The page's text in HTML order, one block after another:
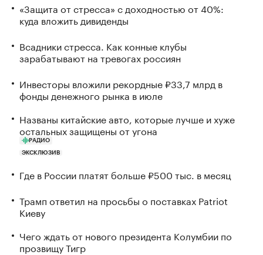
«Защита от стресса» с доходностью от 40%:
куда вложить дивиденды
Всадники стресса. Как конные клубы
зарабатывают на тревогах россиян
Инвесторы вложили рекордные ₽33,7 млрд в
фонды денежного рынка в июле
Названы китайские авто, которые лучше и хуже
остальных защищены от угона
РАДИО
ЭКСКЛЮЗИВ
Где в России платят больше ₽500 тыс. в месяц
Трамп ответил на просьбы о поставках Patriot
Киеву
Чего ждать от нового президента Колумбии по
прозвищу Тигр